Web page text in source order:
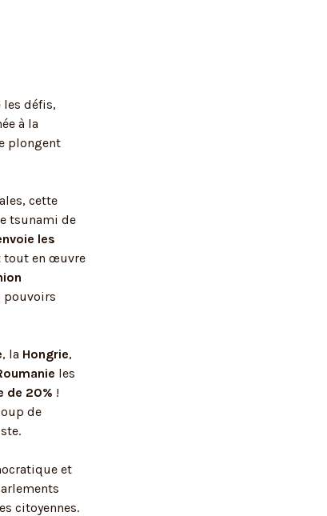
les défis,
à la
plongent
cette
tsunami de
les
tout en œuvre
pouvoirs
, la Hongrie,
les
de 20% !
de
et
citoyennes.